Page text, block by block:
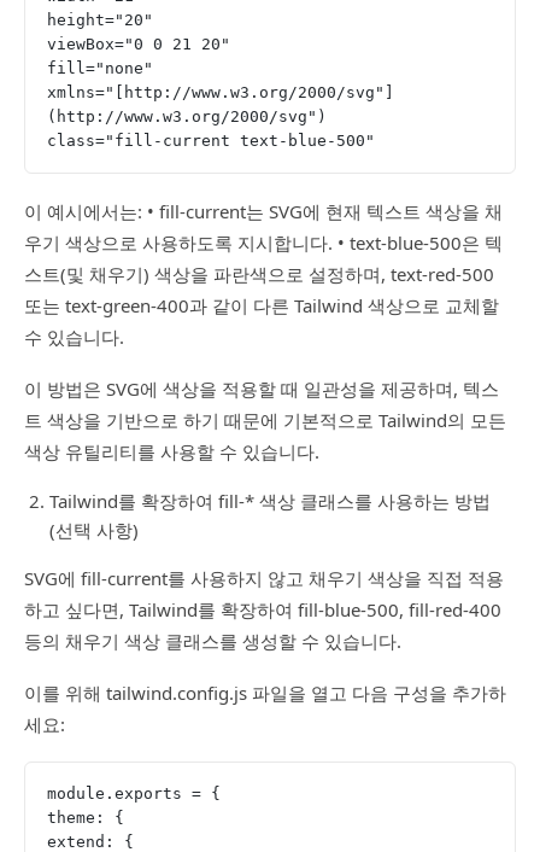
height="20"
viewBox="0 0 21 20"
fill="none"
xmlns="[http://www.w3.org/2000/svg"]
(http://www.w3.org/2000/svg")
class="fill-current text-blue-500"
이 예시에서는: • fill-current는 SVG에 현재 텍스트 색상을 채
우기 색상으로 사용하도록 지시합니다. • text-blue-500은 텍
스트(및 채우기) 색상을 파란색으로 설정하며, text-red-500
또는 text-green-400과 같이 다른 Tailwind 색상으로 교체할
수 있습니다.
이 방법은 SVG에 색상을 적용할 때 일관성을 제공하며, 텍스
트 색상을 기반으로 하기 때문에 기본적으로 Tailwind의 모든
색상 유틸리티를 사용할 수 있습니다.
Tailwind를 확장하여 fill-* 색상 클래스를 사용하는 방법
(선택 사항)
SVG에 fill-current를 사용하지 않고 채우기 색상을 직접 적용
하고 싶다면, Tailwind를 확장하여 fill-blue-500, fill-red-400
등의 채우기 색상 클래스를 생성할 수 있습니다.
이를 위해 tailwind.config.js 파일을 열고 다음 구성을 추가하
세요:
module.exports = {
theme: {
extend: {